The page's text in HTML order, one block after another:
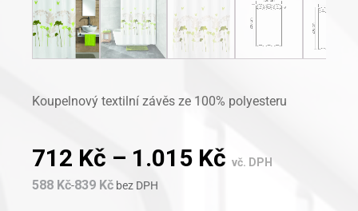
Koupelnový textilní závěs ze 100% polyesteru
712 Kč – 1.015 Kč vč. DPH
588 Kč-839 Kč bez DPH